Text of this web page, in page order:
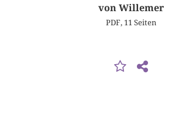
von Willemer
PDF, 11 Seiten